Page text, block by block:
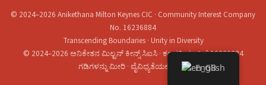
© 2024–2026 Anikethana Milton Keynes CIC · Community Interest Company
No. 16236884
Transcending Boundaries · Unity in Diversity
© 2024–2026 ಅನಿಕೇತನ ಮಿಲ್ಟನ್ ಕೀನ್ಸ್ ಸಿಐಸಿ · ಕಂಪನಿ ನಂಬರ್ 16236884
ಗಡಿಗಳನ್ನು ಮೀರಿ · ವೈವಿಧ್ಯತೆಯಲ್ಲಿ ಏಕತೆ
English